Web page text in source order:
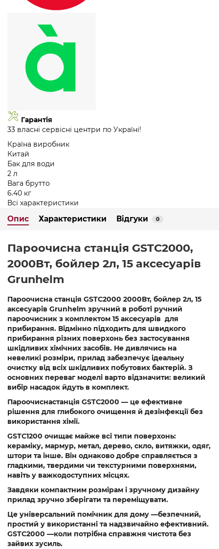
Гарантія
33 власні сервісні центри по Україні!
Країна виробник
Китай
Бак для води
2 л
Вага брутто
6.40 кг
Всі характеристики
Опис Характеристики Відгуки 0
Пароочисна станція GSTC2000,
2000Вт, бойлер 2л, 15 аксесуарів
Grunhelm
Пароочисна станція GSTC2000 2000Вт, бойлер 2л, 15
аксесуарів Grunhelm зручний в роботі ручний
пароочисник з комплектом 15 аксесуарів для
прибирання. Відмінно підходить для швидкого
прибирання різних поверхонь без застосування
шкідливих хімічних засобів. Не дивлячись на
невеликі розміри, прилад забезпечує ідеальну
очистку від всіх шкідливих побутових бактерій. З
основних переваг моделі варто відзначити: великий
вибір насадок йдуть в комплект.
Пароочиснастанція GSTC2000 — це ефективне
рішення для глибокого очищення й дезінфекції без
використання хімії.
GSTC1200 очищає майже всі типи поверхонь:
кераміку, мармур, метал, дерево, скло, витяжки, одяг,
штори та інше. Він однаково добре справляється з
гладкими, твердими чи текстурними поверхнями,
навіть у важкодоступних місцях.
Завдяки компактним розмірам і зручному дизайну
прилад зручно зберігати та переміщувати.
Це універсальний помічник для дому —безпечний,
простий у використанні та надзвичайно ефективний.
GSTC2000 —коли потрібна справжня чистота без
зайвих зусиль.